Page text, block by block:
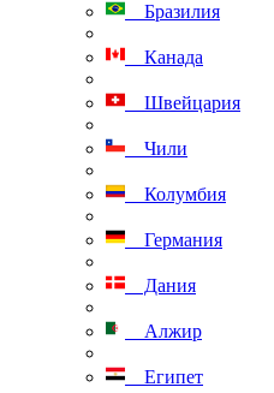
Бразилия
Канада
Швейцария
Чили
Колумбия
Германия
Дания
Алжир
Египет